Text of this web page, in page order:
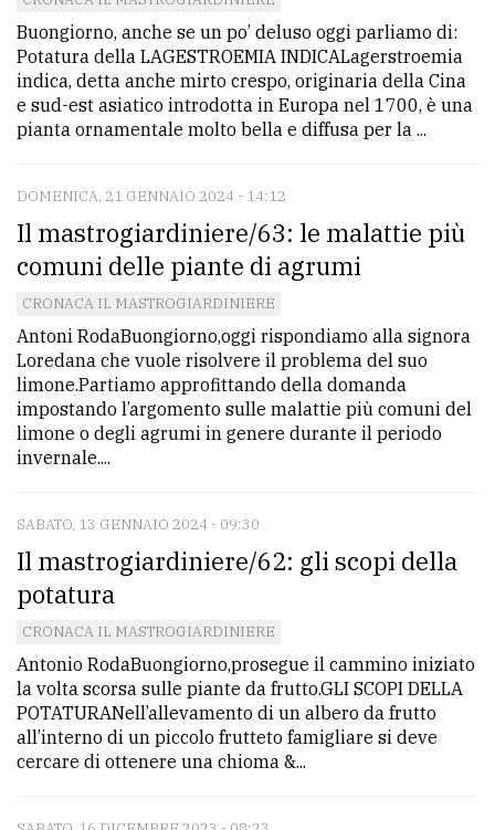
Buongiorno, anche se un po’ deluso oggi parliamo di:
Potatura della LAGESTROEMIA INDICALagerstroemia
indica, detta anche mirto crespo, originaria della Cina
e sud-est asiatico introdotta in Europa nel 1700, è una
pianta ornamentale molto bella e diffusa per la ...
DOMENICA, 21 GENNAIO 2024 - 14:12
Il mastrogiardiniere/63: le malattie più
comuni delle piante di agrumi
CRONACA IL MASTROGIARDINIERE
Antoni RodaBuongiorno,oggi rispondiamo alla signora
Loredana che vuole risolvere il problema del suo
limone.Partiamo approfittando della domanda
impostando l’argomento sulle malattie più comuni del
limone o degli agrumi in genere durante il periodo
invernale....
SABATO, 13 GENNAIO 2024 - 09:30
Il mastrogiardiniere/62: gli scopi della
potatura
CRONACA IL MASTROGIARDINIERE
Antonio RodaBuongiorno,prosegue il cammino iniziato
la volta scorsa sulle piante da frutto.GLI SCOPI DELLA
POTATURANell’allevamento di un albero da frutto
all’interno di un piccolo frutteto famigliare si deve
cercare di ottenere una chioma &...